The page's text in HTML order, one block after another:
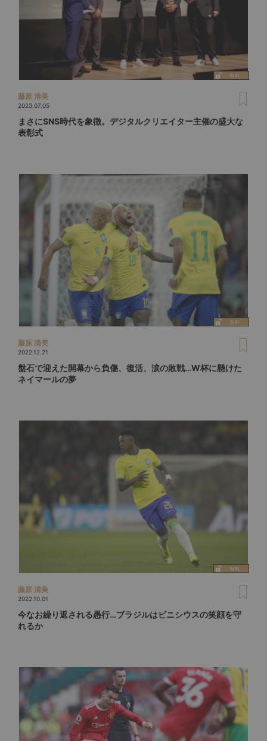
藤原 清美
2023.07.05
まさにSNS時代を象徴。デジタルクリエイター主催の盛大な
表彰式
藤原 清美
2022.12.21
盤石で迎えた開幕から負傷、復活、涙の敗戦…W杯に懸けた
ネイマールの夢
藤原 清美
2022.10.01
今なお繰り返される愚行…ブラジルはビニシウスの笑顔を守
れるか